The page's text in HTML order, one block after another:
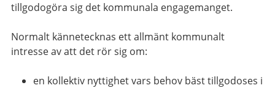
tillgodogöra sig det kommunala engagemanget.
Normalt kännetecknas ett allmänt kommunalt
intresse av att det rör sig om:
en kollektiv nyttighet vars behov bäst tillgodoses i